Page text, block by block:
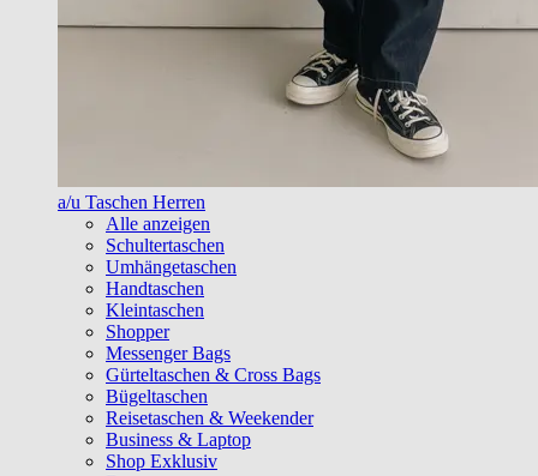
a/u Taschen Herren
Alle anzeigen
Schultertaschen
Umhängetaschen
Handtaschen
Kleintaschen
Shopper
Messenger Bags
Gürteltaschen & Cross Bags
Bügeltaschen
Reisetaschen & Weekender
Business & Laptop
Shop Exklusiv